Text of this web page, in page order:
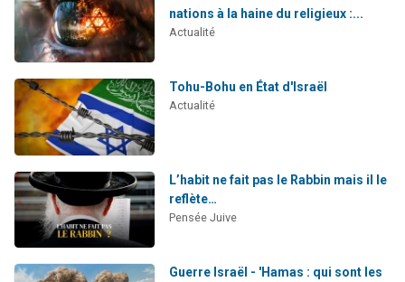
nations à la haine du religieux :...
Actualité
Tohu-Bohu en État d'Israël
Actualité
L’habit ne fait pas le Rabbin mais il le
reflète…
Pensée Juive
Guerre Israël - 'Hamas : qui sont les